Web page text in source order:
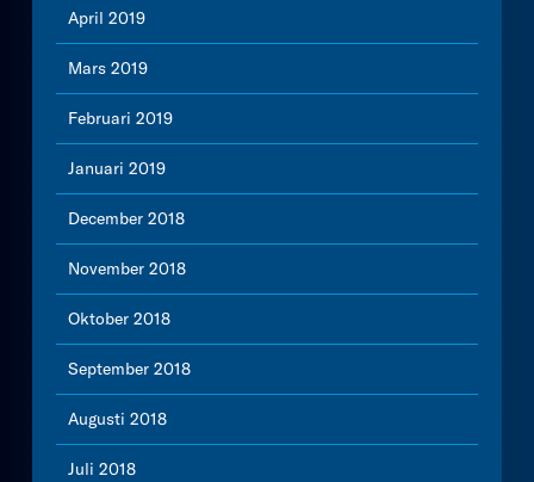
April 2019
Mars 2019
Februari 2019
Januari 2019
December 2018
November 2018
Oktober 2018
September 2018
Augusti 2018
Juli 2018